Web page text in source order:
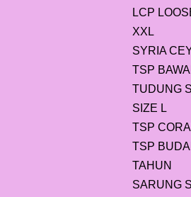
LCP
XXL
SYRIA
TSP
TUDUNG
SIZE L
TSP
TSP
TAHUN
SARUNG